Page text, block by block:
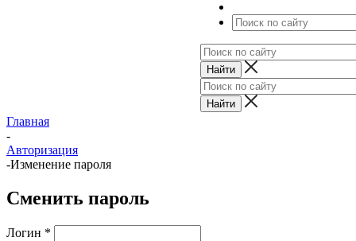
Главная
-
Авторизация
-Изменение пароля
Сменить пароль
Логин *